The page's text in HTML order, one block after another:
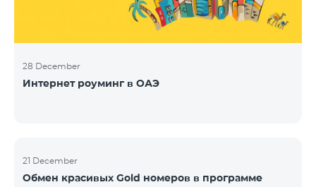
28 December
Интернет роуминг в ОАЭ
21 December
Обмен красивых Gold номеров в программе